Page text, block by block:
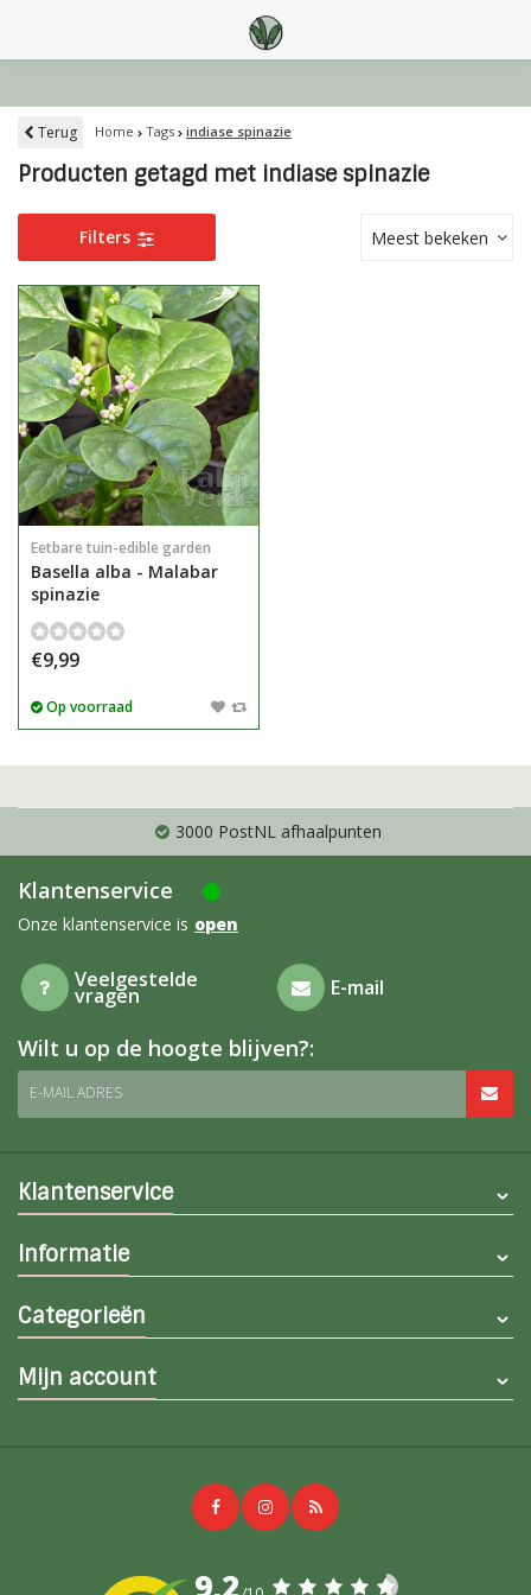
Terug Home Tags indiase spinazie
Producten getagd met indiase spinazie
Filters Meest bekeken
Eetbare tuin-edible garden
Basella alba - Malabar
spinazie
€9,99
Op voorraad
3000 PostNL afhaalpunten
Klantenservice
Onze klantenservice is open
Veelgestelde
vragen E-mail
Wilt u op de hoogte blijven?:
E-MAIL ADRES
Klantenservice
Informatie
Categorieën
Mijn account